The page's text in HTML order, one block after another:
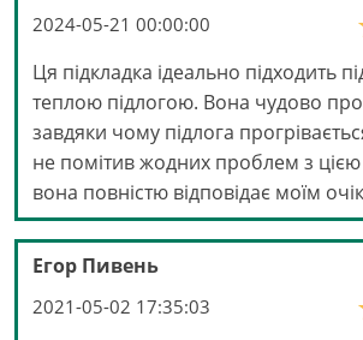
2024-05-21 00:00:00
Ця підкладка ідеально підходить
теплою підлогою. Вона чудово
завдяки чому підлога
не помітив жодних проблем з цією
вона повністю відповідає моїм
Егор Пивень
2021-05-02 17:35:03